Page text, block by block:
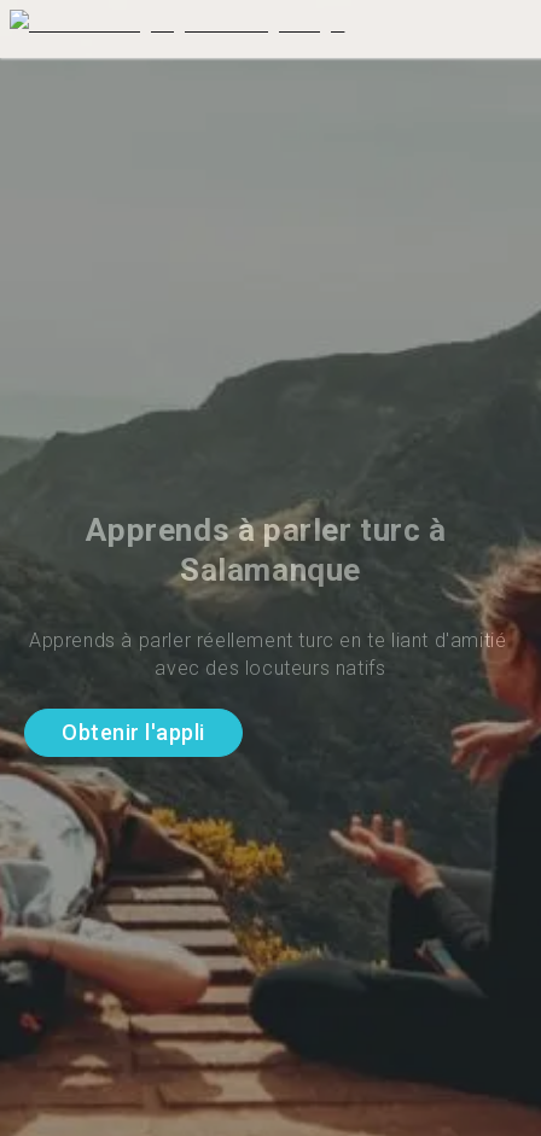
Apprends à parler turc à
Salamanque
Apprends à parler réellement turc en te liant d'amitié
avec des locuteurs natifs
Obtenir l'appli